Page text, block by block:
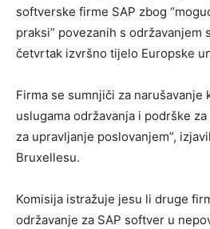
softverske firme SAP zbog
praksi” povezanih s održavanjem
četvrtak izvršno tijelo Europske
Firma se sumnjiči za narušavanje
uslugama održavanja i podrške
za upravljanje poslovanjem”,
Bruxellesu.
Komisija istražuje jesu li druge
održavanje za SAP softver u